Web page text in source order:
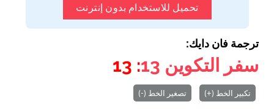
تحميل للاستخدام بدون إنترنت
ترجمة فان دايك:
سفر التكوين 13
: 13
تكبير الخط (+) تصغير الخط (-)